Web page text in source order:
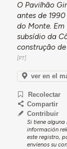
O Pavilhão
antes de
do Monte. Em
subsídio da
construção
ver en el
Recolectar
Compartir
Contribuir
Si tiene
información
este registro,
envíenos su